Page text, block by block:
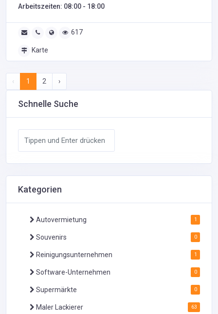
Arbeitszeiten: 08:00 - 18:00
617
Karte
‹ 1 2 ›
Schnelle Suche
Kategorien
Autovermietung 1
Souvenirs 0
Reinigungsunternehmen 1
Software-Unternehmen 0
Supermärkte 0
Maler Lackierer 63